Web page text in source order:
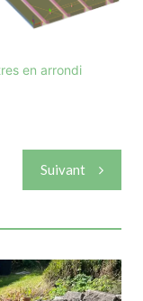
en arrondi
Suivant